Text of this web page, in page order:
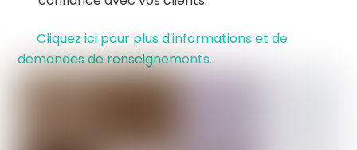
Cliquez ici pour plus d'informations et de
demandes de renseignements.